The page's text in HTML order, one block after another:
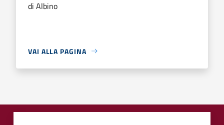
di Albino
VAI ALLA PAGINA